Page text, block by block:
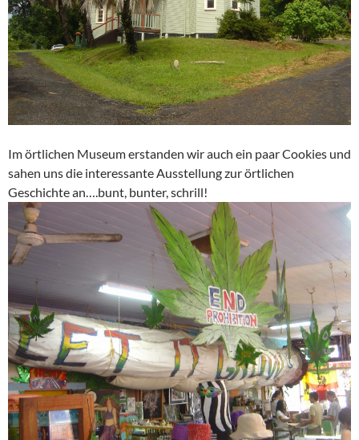
Im örtlichen Museum erstanden wir auch ein paar Cookies und
sahen uns die interessante Ausstellung zur örtlichen
Geschichte an….bunt, bunter, schrill!